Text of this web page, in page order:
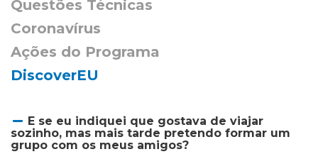
Questões Técnicas
Coronavírus
Ações do Programa
DiscoverEU
E se eu indiquei que gostava de viajar
sozinho, mas mais tarde pretendo formar um
grupo com os meus amigos?